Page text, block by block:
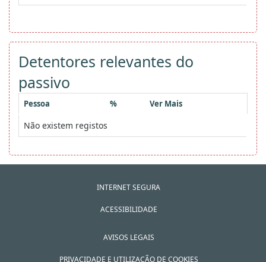
Detentores relevantes do
passivo
Pessoa % Ver Mais
Não existem registos
INTERNET SEGURA
ACESSIBILIDADE
AVISOS LEGAIS
PRIVACIDADE E UTILIZAÇÃO DE COOKIES